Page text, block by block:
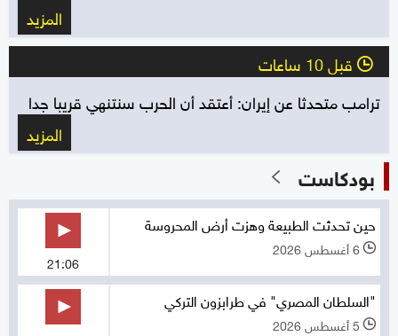
المزيد
l قبل 10 ساعات
ترامب متحدثا عن إيران: أعتقد أن الحرب سنتنهي قريبا جدا
المزيد
بودكاست
حين تحدثت الطبيعة وهزت أرض المحروسة
l 6 أغسطس 2026
21:06
"السلطان المصري" في طرابزون التركي
l 5 أغسطس 2026